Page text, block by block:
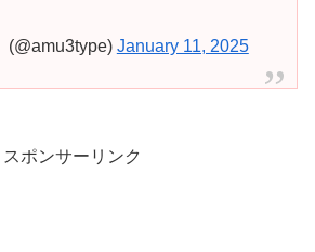
January 11, 2025
スポンサーリンク